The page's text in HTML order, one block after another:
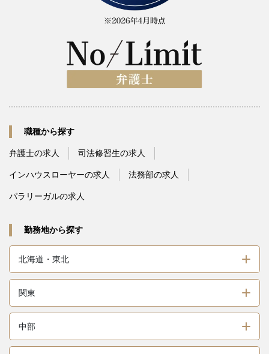
職種から探す
弁護士の求人 司法修習生の求人
インハウスローヤーの求人 法務部の求人
パラリーガルの求人
勤務地から探す
北海道・東北
関東
中部